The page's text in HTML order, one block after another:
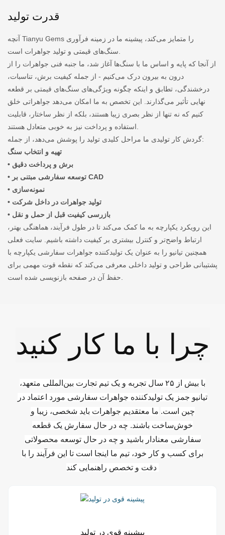
قدرت تولید
آنچه Tianyu Gems را متمایز می‌کند، پیشینه ما در زمینه فرآوری
از آنجا که پایه و اساس ما با سنگ‌ها آغاز شد، ما جنبه فنی جواهرات را از
درون به بیرون درک می‌کنیم - از جمله کیفیت برش، تناسبات،
درخشندگی، تطابق و اینکه چگونه ویژگی‌های سنگ‌های قیمتی بر قطعه
نهایی تأثیر می‌گذارند. این تخصص به ما امکان می‌دهد جواهراتی خلق
کنیم که نه تنها از نظر بصری زیبا هستند، بلکه از نظر ساختار، قابلیت
گردش کار تولیدی ما مراحل کلیدی تولید را پوشش می‌دهد، از جمله:
تهیه و انتخاب سنگ
• برش و پرداخت دقیق
• توسعه سفارشی مبتنی بر CAD
• نمونه‌سازی
• تولید جواهرات در داخل شرکت
• بازرسی کیفیت قبل از حمل و نقل
این رویکرد یکپارچه به ما کمک می‌کند تا در طول فرآیند، هماهنگی بهتر،
ارتباط واضح‌تر و کنترل بیشتری بر کیفیت داشته باشیم. سایت فعلی
همچنین تیانیو را به عنوان یک تولیدکننده جواهرات سفارشی یکپارچه با
پشتیبانی طراحی و تولید داخلی معرفی می‌کند که نقطه قوت مهمی برای
چرا با ما کار کنید
با بیش از ۲۵ سال تجربه و یک تیم تجارت بین‌المللی متعهد،
تیانیو جمز یک تولیدکننده جواهرات سفارشی مورد اعتماد در
چین است. ما معتقدیم جواهرات باید شخصی، زیبا و
خوش‌ساخت باشند. چه در حال سفارش یک قطعه
سفارشی معنادار باشید و چه در حال توسعه محصولاتی
برای کسب و کار خود، تیم ما اینجا است تا این فرآیند را با
پیشینه قوی در تولید